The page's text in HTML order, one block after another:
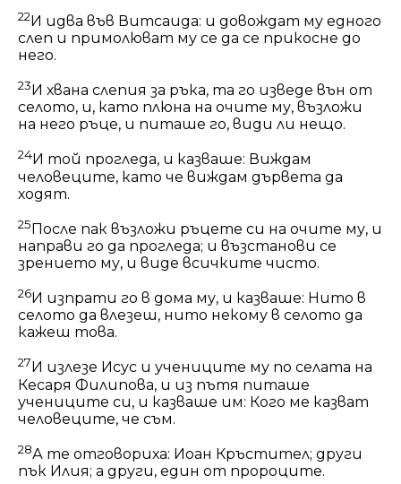
22И идва във Витсаида: и довождат му едного
слеп и примолюват му се да се прикосне до
него.
23 И хвана слепия за ръка, та го изведе вън от
селото, и, като плюна на очите му, възложи
на него ръце, и питаше го, види ли нещо.
24И той прогледа, и казваше: Виждам
человеците, като че виждам дървета да
ходят.
25После пак възложи ръцете си на очите му, и
направи го да прогледа; и възстанови се
зрението му, и виде всичките чисто.
26И изпрати го в дома му, и казваше: Нито в
селото да влезеш, нито некому в селото да
кажеш това.
27 И излезе Исус и учениците му по селата на
Кесаря Филипова, и из пътя питаше
учениците си, и казваше им: Кого ме казват
человеците, че съм.
28А те отговориха: Иоан Кръстител; други
пък Илия; а други, един от пророците.